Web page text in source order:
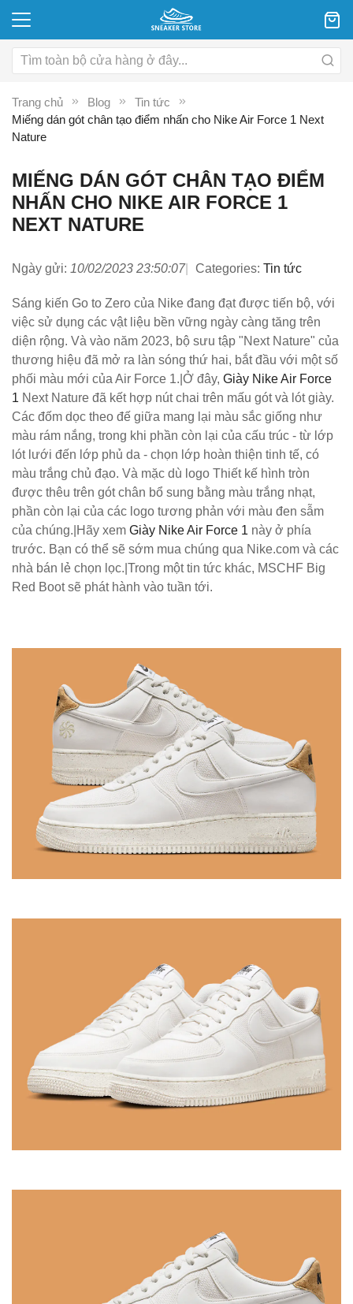
Trang chủ Blog
Tin tức
Miếng dán gót chân tạo điểm nhấn cho Nike Air Force 1 Next
Nature
MIẾNG DÁN GÓT CHÂN TẠO ĐIỂM
NHẤN CHO NIKE AIR FORCE 1
NEXT NATURE
Ngày gửi: 10/02/2023 23:50:07 Categories: Tin tức
Sáng kiến ​​Go to Zero của Nike đang đạt được tiến bộ, với
việc sử dụng các vật liệu bền vững ngày càng tăng trên
diện rộng. Và vào năm 2023, bộ sưu tập "Next Nature" của
thương hiệu đã mở ra làn sóng thứ hai, bắt đầu với một số
phối màu mới của Air Force 1.|Ở đây, Giày Nike Air Force
1 Next Nature đã kết hợp nút chai trên mấu gót và lót giày.
Các đốm dọc theo đế giữa mang lại màu sắc giống như
màu rám nắng, trong khi phần còn lại của cấu trúc - từ lớp
lót lưới đến lớp phủ da - chọn lớp hoàn thiện tinh tế, có
màu trắng chủ đạo. Và mặc dù logo Thiết kế hình tròn
được thêu trên gót chân bổ sung bằng màu trắng nhạt,
phần còn lại của các logo tương phản với màu đen sẫm
của chúng.|Hãy xem Giày Nike Air Force 1 này ở phía
trước. Bạn có thể sẽ sớm mua chúng qua Nike.com và các
nhà bán lẻ chọn lọc.|Trong một tin tức khác, MSCHF Big
Red Boot sẽ phát hành vào tuần tới.